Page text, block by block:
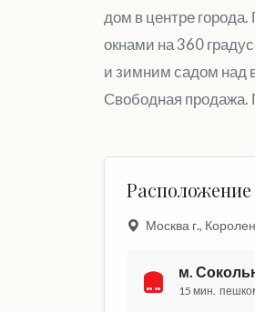
дом в центре
окнами на 360
и зимним садом над
Свободная продажа.
Расположение
Москва г.,
м.
15 мин.